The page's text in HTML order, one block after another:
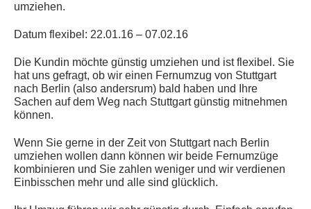
umziehen.
Datum flexibel: 22.01.16 – 07.02.16
Die Kundin möchte günstig umziehen und ist flexibel. Sie
hat uns gefragt, ob wir einen Fernumzug von Stuttgart
nach Berlin (also andersrum) bald haben und Ihre
Sachen auf dem Weg nach Stuttgart günstig mitnehmen
können.
Wenn Sie gerne in der Zeit von Stuttgart nach Berlin
umziehen wollen dann können wir beide Fernumzüge
kombinieren und Sie zahlen weniger und wir verdienen
Einbisschen mehr und alle sind glücklich.